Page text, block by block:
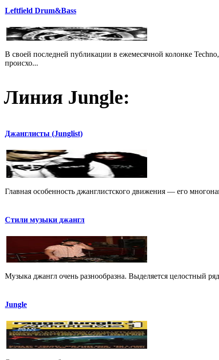
Leftfield Drum&Bass
В своей последней публикации в ежемесячной колонке
происхо...
Линия Jungle:
Джанглисты (Junglist)
Главная особенность джанглистского движения — его
Стили музыки джангл
Музыка джангл очень разнообразна. Выделяется целостный
Jungle